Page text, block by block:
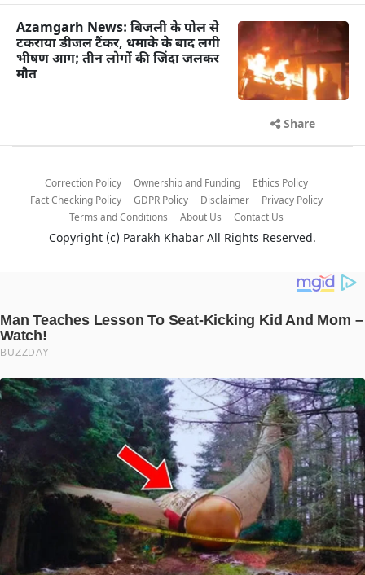
Azamgarh News: बिजली के पोल से
टकराया डीजल टैंकर, धमाके के बाद लगी
भीषण आग; तीन लोगों की जिंदा जलकर
मौत
Share
Correction Policy Ownership and Funding
Ethics Policy
Fact Checking Policy
GDPR Policy Disclaimer
Privacy Policy
Terms and Conditions
About Us Contact Us
Copyright (c) Parakh Khabar All Rights Reserved.